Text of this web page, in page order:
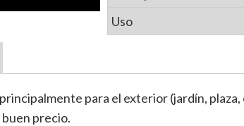
Uso
para el exterior (jardín,
precio.